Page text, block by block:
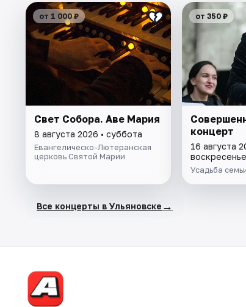
от 1 000 ₽
Свет Собора. Аве Мария
8 августа 2026 • суббота
Евангелическо-Лютеранская
церковь Святой Марии
от 350 ₽
концерт
16 августа
воскресенье
Усадьба
Все концерты в Ульяновске →